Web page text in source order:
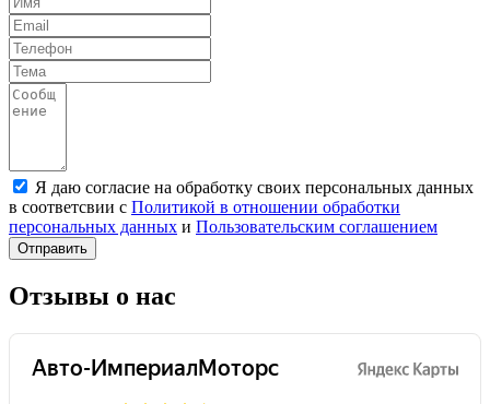
Я даю согласие на обработку своих персональных данных
в соответсвии с Политикой в отношении обработки
персональных данных и Пользовательским соглашением
Отправить
Отзывы о нас